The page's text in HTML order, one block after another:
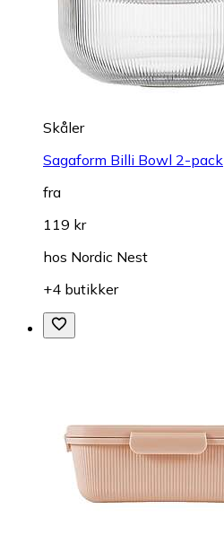
Skåler
Sagaform Billi Bowl 2-pack
fra
119 kr
hos Nordic Nest
+4 butikker